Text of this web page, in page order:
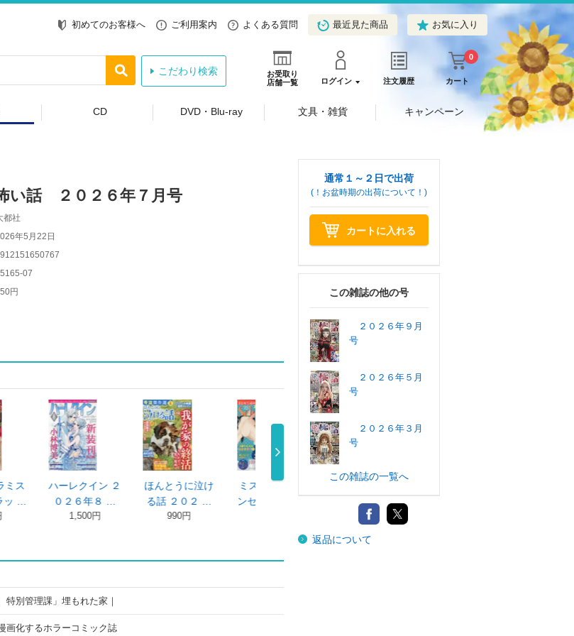
初めてのお客様へ ご利用案内 よくある質問 最近見た商品 お気に入り
お受取り
店舗一覧
ログイン 注文履歴 カート
0
こだわり検索
CD DVD・Blu-ray 文具・雑貨 キャンペーン
い話 ２０２６年７月号
都社
年5月22日
07
円
レクイン ２
２６年８ …
ほんとうに泣け
る話 ２０２ …
ミステリーブラ
ンセレクショ …
恋愛宣言ＰＩＮ
６年７月号
870円
別管理課」埋もれた家｜
画化するホラーコミック誌
通常１～２日で出荷
(！お盆時期の出荷について！)
カートに入れる
この雑誌の他の号
２０２６年９月
号
２０２６年５月
号
２０２６年３月
号
この雑誌の一覧へ
返品について